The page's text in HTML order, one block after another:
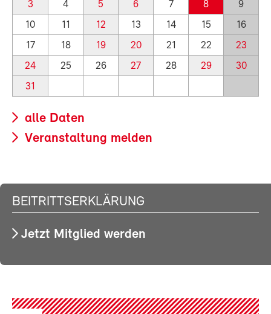
3 4 5 6 7 8
9
10
11 12 13 14 15
16
17
18 19 20 21 22
23
24
25 26 27 28 29
30
31
alle Daten
Veranstaltung melden
BEITRITTSERKLÄRUNG
Jetzt Mitglied werden